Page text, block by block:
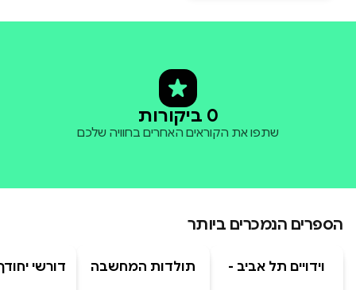
0 ביקורות
שתפו את הקוראים האחרים בחוויה שלכם
הספרים הנמכרים ביותר
וידויים תל אביב -
תולדות המחשבה
דורשי